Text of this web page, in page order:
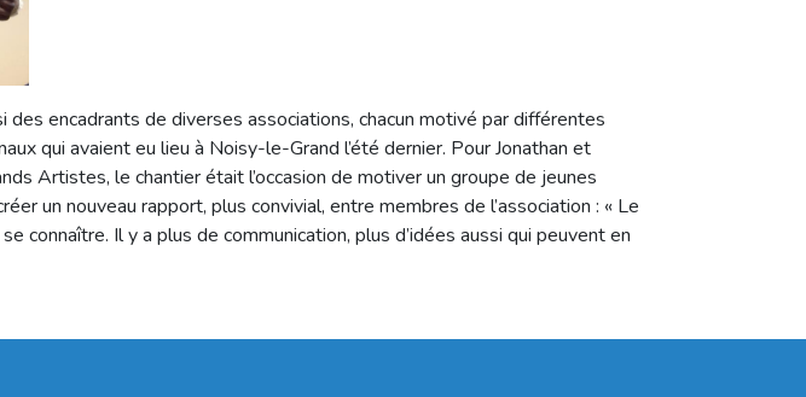
encadrants de diverses associations, chacun motivé par différentes
qui avaient eu lieu à Noisy-le-Grand l’été dernier. Pour Jonathan et
Artistes, le chantier était l’occasion de motiver un groupe de jeunes
un nouveau rapport, plus convivial, entre membres de l’association : « Le
connaître. Il y a plus de communication, plus d’idées aussi qui peuvent en